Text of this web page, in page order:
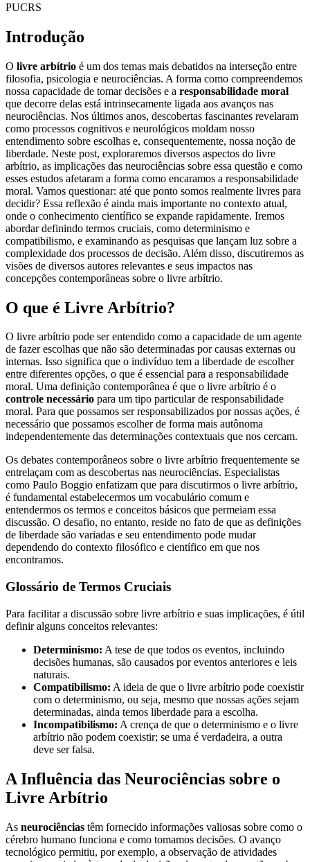
PUCRS
Introdução
O livre arbítrio é um dos temas mais debatidos na interseção entre
filosofia, psicologia e neurociências. A forma como compreendemos
nossa capacidade de tomar decisões e a responsabilidade moral
que decorre delas está intrinsecamente ligada aos avanços nas
neurociências. Nos últimos anos, descobertas fascinantes revelaram
como processos cognitivos e neurológicos moldam nosso
entendimento sobre escolhas e, consequentemente, nossa noção de
liberdade. Neste post, exploraremos diversos aspectos do livre
arbítrio, as implicações das neurociências sobre essa questão e como
esses estudos afetaram a forma como encaramos a responsabilidade
moral. Vamos questionar: até que ponto somos realmente livres para
decidir? Essa reflexão é ainda mais importante no contexto atual,
onde o conhecimento científico se expande rapidamente. Iremos
abordar definindo termos cruciais, como determinismo e
compatibilismo, e examinando as pesquisas que lançam luz sobre a
complexidade dos processos de decisão. Além disso, discutiremos as
visões de diversos autores relevantes e seus impactos nas
concepções contemporâneas sobre o livre arbítrio.
O que é Livre Arbítrio?
O livre arbítrio pode ser entendido como a capacidade de um agente
de fazer escolhas que não são determinadas por causas externas ou
internas. Isso significa que o indivíduo tem a liberdade de escolher
entre diferentes opções, o que é essencial para a responsabilidade
moral. Uma definição contemporânea é que o livre arbítrio é o
controle necessário para um tipo particular de responsabilidade
moral. Para que possamos ser responsabilizados por nossas ações, é
necessário que possamos escolher de forma mais autônoma
independentemente das determinações contextuais que nos cercam.
Os debates contemporâneos sobre o livre arbítrio frequentemente se
entrelaçam com as descobertas nas neurociências. Especialistas
como Paulo Boggio enfatizam que para discutirmos o livre arbítrio,
é fundamental estabelecermos um vocabulário comum e
entendermos os termos e conceitos básicos que permeiam essa
discussão. O desafio, no entanto, reside no fato de que as definições
de liberdade são variadas e seu entendimento pode mudar
dependendo do contexto filosófico e científico em que nos
encontramos.
Glossário de Termos Cruciais
Para facilitar a discussão sobre livre arbítrio e suas implicações, é útil
definir alguns conceitos relevantes:
Determinismo: A tese de que todos os eventos, incluindo
decisões humanas, são causados por eventos anteriores e leis
naturais.
Compatibilismo: A ideia de que o livre arbítrio pode coexistir
com o determinismo, ou seja, mesmo que nossas ações sejam
determinadas, ainda temos liberdade para a escolha.
Incompatibilismo: A crença de que o determinismo e o livre
arbítrio não podem coexistir; se uma é verdadeira, a outra
deve ser falsa.
A Influência das Neurociências sobre o
Livre Arbítrio
As neurociências têm fornecido informações valiosas sobre como o
cérebro humano funciona e como tomamos decisões. O avanço
tecnológico permitiu, por exemplo, a observação de atividades